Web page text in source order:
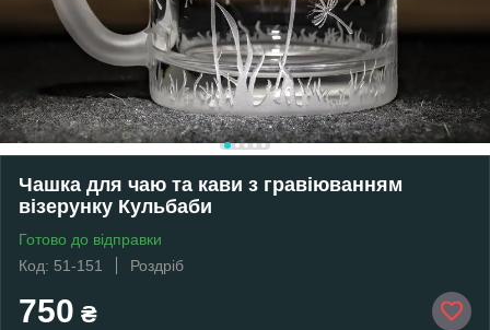
Чашка для чаю та кави з гравіюванням
візерунку Кульбаби
Готово до відправки
Код: 51-151
Роздріб
750 ₴